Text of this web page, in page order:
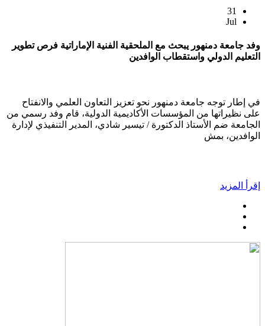
31
Jul
وفد جامعة دمنهور يبحث مع الملحقية الفنية الإماراتية فرص تطوير
التعليم الدولي واستقطاب الوافدين
في إطار توجه جامعة دمنهور نحو تعزيز التعاون العلمي والانفتاح
على نظيراتها من المؤسسات الأكاديمية الدولية، قام وفد رسمي من
الجامعة ضم الأستاذ الدكتورة / تيسير شادي، المدير التنفيذي لإدارة
الوافدين، بمش
إقرأ المزيد